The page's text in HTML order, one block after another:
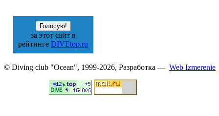
за этот сайт в
рейтинге DIVEtop.ru
© Diving club "Ocean", 1999-2026, Разработка — Web Izmerenie